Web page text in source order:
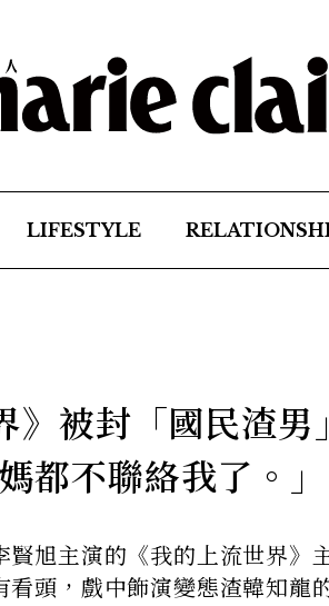
LIFESTYLE
被封「國民渣男
都不聯絡我了。」
旭主演的《我的上流世界》
頭，戲中飾演變態渣韓知龍